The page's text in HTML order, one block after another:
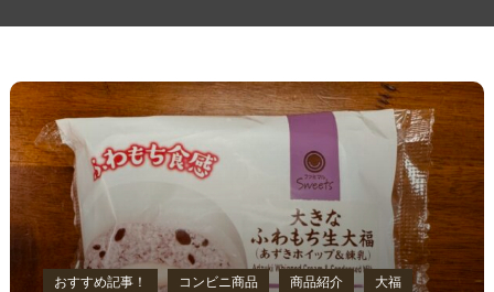
おすすめ記事！ コンビニ商品 商品紹介
大福